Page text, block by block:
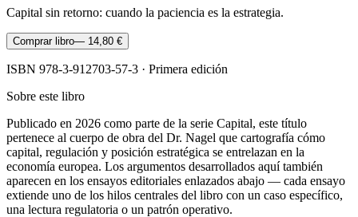
Capital sin retorno: cuando la paciencia es la estrategia.
Comprar libro— 14,80 €
ISBN 978-3-912703-57-3 · Primera edición
Sobre este libro
Publicado en 2026 como parte de la serie Capital, este título
pertenece al cuerpo de obra del Dr. Nagel que cartografía cómo
capital, regulación y posición estratégica se entrelazan en la
economía europea. Los argumentos desarrollados aquí también
aparecen en los ensayos editoriales enlazados abajo — cada ensayo
extiende uno de los hilos centrales del libro con un caso específico,
una lectura regulatoria o un patrón operativo.